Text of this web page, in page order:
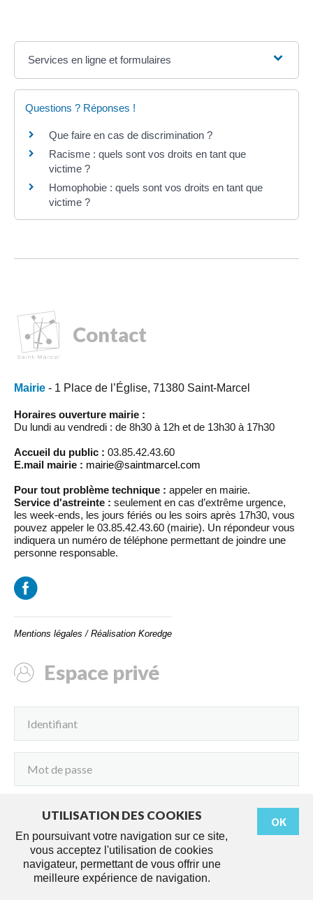
Services en ligne et formulaires
Questions ? Réponses !
Que faire en cas de discrimination ?
Racisme : quels sont vos droits en tant que
victime ?
Homophobie : quels sont vos droits en tant que
victime ?
Contact
Mairie - 1 Place de l’Église, 71380 Saint-Marcel
Horaires ouverture mairie :
Du lundi au vendredi : de 8h30 à 12h et de 13h30 à 17h30
Accueil du public : 03.85.42.43.60
E.mail mairie : mairie@saintmarcel.com
Pour tout problème technique : appeler en mairie.
Service d'astreinte : seulement en cas d’extrême urgence,
les week-ends, les jours fériés ou les soirs après 17h30, vous
pouvez appeler le 03.85.42.43.60 (mairie). Un répondeur vous
indiquera un numéro de téléphone permettant de joindre une
personne responsable.
Mentions légales / Réalisation Koredge
Espace privé
OK
UTILISATION DES COOKIES
En poursuivant votre navigation sur ce site,
vous acceptez l'utilisation de cookies
navigateur, permettant de vous offrir une
meilleure expérience de navigation.